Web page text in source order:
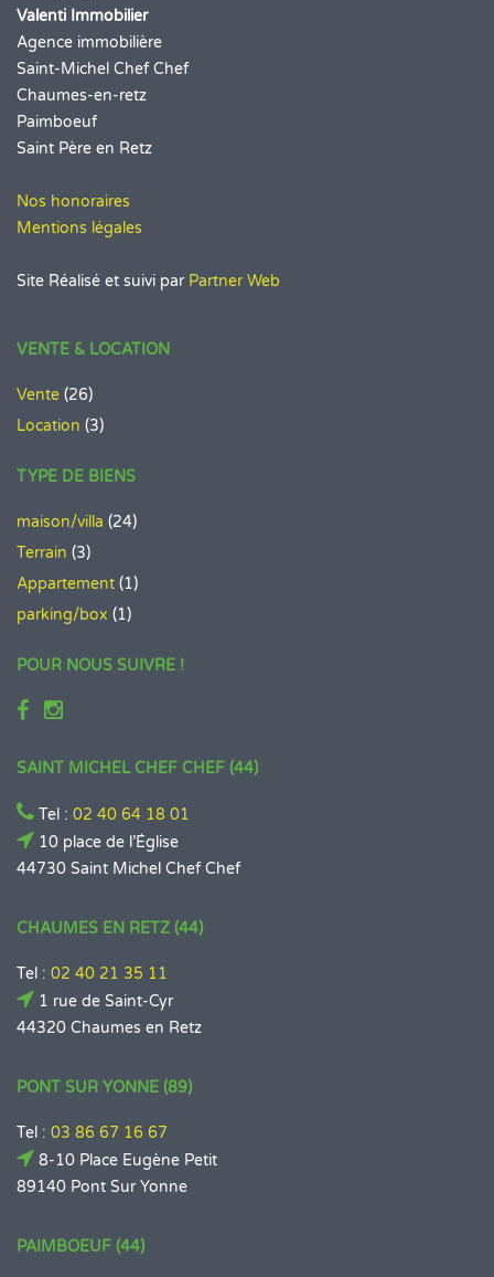
Valenti Immobilier
Agence immobilière
Saint-Michel Chef Chef
Chaumes-en-retz
Paimboeuf
Saint Père en Retz
Nos honoraires
Mentions légales
Site Réalisé et suivi par Partner Web
VENTE & LOCATION
Vente (26)
Location (3)
TYPE DE BIENS
maison/villa (24)
Terrain (3)
Appartement (1)
parking/box (1)
POUR NOUS SUIVRE !
SAINT MICHEL CHEF CHEF (44)
Tel : 02 40 64 18 01
10 place de l’Église
44730 Saint Michel Chef Chef
CHAUMES EN RETZ (44)
Tel : 02 40 21 35 11
1 rue de Saint-Cyr
44320 Chaumes en Retz
PONT SUR YONNE (89)
Tel : 03 86 67 16 67
8-10 Place Eugène Petit
89140 Pont Sur Yonne
PAIMBOEUF (44)